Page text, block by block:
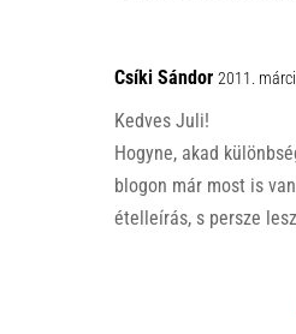
Csíki Sándor 2011.
Kedves Juli!
Hogyne, akad
blogon már most is
ételleírás, s persze